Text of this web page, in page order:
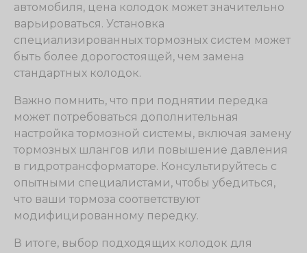
автомобиля, цена колодок может значительно
варьироваться. Установка
специализированных тормозных систем может
быть более дорогостоящей, чем замена
стандартных колодок.
Важно помнить, что при поднятии передка
может потребоваться дополнительная
настройка тормозной системы, включая замену
тормозных шлангов или повышение давления
в гидротрансформаторе. Консультируйтесь с
опытными специалистами, чтобы убедиться,
что ваши тормоза соответствуют
модифицированному передку.
В итоге, выбор подходящих колодок для